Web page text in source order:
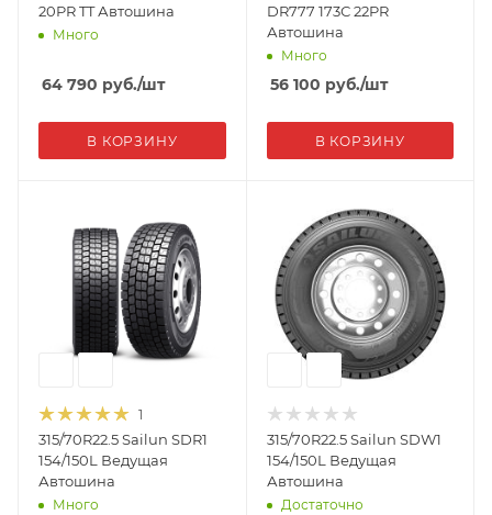
20PR TT Автошина
Много
64 790 руб./шт
В КОРЗИНУ
DR777 173С 22PR
Автошина
Много
56 100 руб./шт
В КОРЗИНУ
1
315/70R22.5 Sailun SDR1
154/150L Ведущая
Автошина
Много
315/70R22.5 Sailun SDW1
154/150L Ведущая
Автошина
Достаточно